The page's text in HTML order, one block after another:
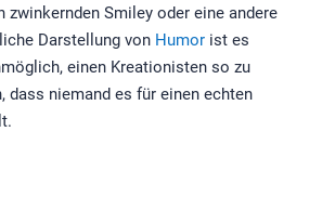
zwinkernden Smiley oder eine andere
Darstellung von Humorist es
einen Kreationisten so zu
dass niemand es für einen echten